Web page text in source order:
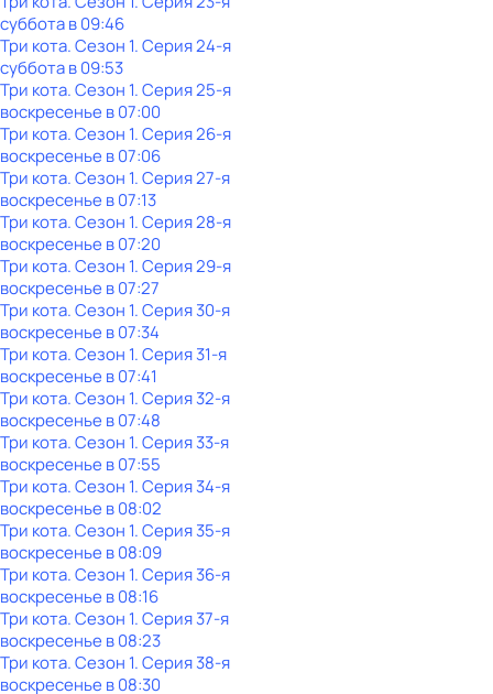
субботав09:46
Три кота. Сезон 1. Серия 24-я
субботав09:53
Три кота. Сезон 1. Серия 25-я
воскресенье в07:00
Три кота. Сезон 1. Серия 26-я
воскресенье в07:06
Три кота. Сезон 1. Серия 27-я
воскресенье в07:13
Три кота. Сезон 1. Серия 28-я
воскресенье в07:20
Три кота. Сезон 1. Серия 29-я
воскресенье в07:27
Три кота. Сезон 1. Серия 30-я
воскресенье в07:34
Три кота. Сезон 1. Серия 31-я
воскресенье в07:41
Три кота. Сезон 1. Серия 32-я
воскресенье в07:48
Три кота. Сезон 1. Серия 33-я
воскресенье в07:55
Три кота. Сезон 1. Серия 34-я
воскресенье в08:02
Три кота. Сезон 1. Серия 35-я
воскресенье в08:09
Три кота. Сезон 1. Серия 36-я
воскресенье в08:16
Три кота. Сезон 1. Серия 37-я
воскресенье в08:23
Три кота. Сезон 1. Серия 38-я
воскресенье в08:30